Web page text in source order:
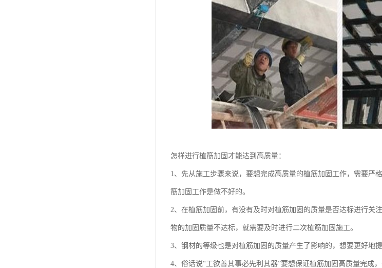
怎样进行植筋加固才能达到高质量：
1、先从施工步骤来说，要想完成高质量的植筋加固工作，需要严
筋加固工作是做不好的。
2、在植筋加固前，有没有及时对植筋加固的质量是否达标进行关
物的加固质量不达标，就需要及时进行二次植筋加固施工。
3、钢材的等级也是对植筋加固的质量产生了影响的，想要更好地
4、俗话说“工欲善其事必先利其器”要想保证植筋加固高质量完成